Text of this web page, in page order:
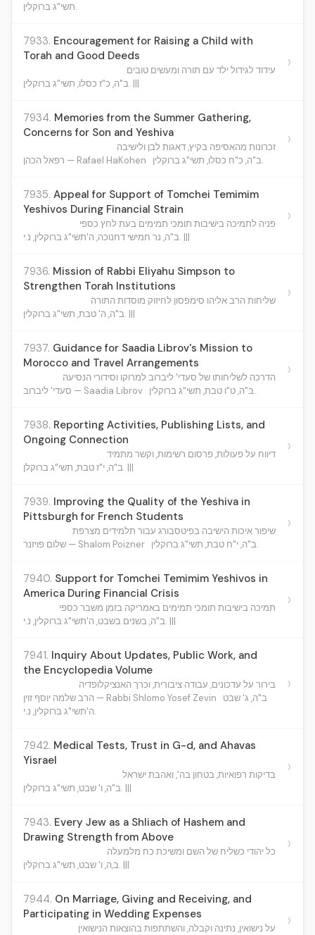
תשי"ג ברוקלין.
7933. Encouragement for Raising a Child with
Torah and Good Deeds
עידוד לגידול ילד עם תורה ומעשים טובים
ב"ה, כ"ז כסלו, תשי"ג ברוקלין. |||
›
7934. Memories from the Summer Gathering,
Concerns for Son and Yeshiva
זכרונות מהאסיפה בקיץ, דאגות לבן ולישיבה
רפאל הכהן — Rafael HaKohen
ב"ה, כ"ח כסלו, תשי"ג ברוקלין.
›
7935. Appeal for Support of Tomchei Temimim
Yeshivos During Financial Strain
פניה לתמיכה בישיבות תומכי תמימים בעת לחץ כספי
ב"ה, נר חמישי דחנוכה, ה'תשי"ג ברוקלין, נ.י. |||
›
7936. Mission of Rabbi Eliyahu Simpson to
Strengthen Torah Institutions
שליחות הרב אליהו סימפסון לחיזוק מוסדות התורה
ב"ה, ה' טבת, תשי"ג ברוקלין. |||
›
7937. Guidance for Saadia Librov's Mission to
Morocco and Travel Arrangements
הדרכה לשליחותו של סעדי' ליברוב למרוקו וסידורי הנסיעה
סעדי' ליברוב — Saadia Librov
ב"ה, ט"ו טבת, תשי"ג ברוקלין.
›
7938. Reporting Activities, Publishing Lists, and
Ongoing Connection
דיווח על פעולות, פרסום רשימות, וקשר מתמיד
ב"ה, י"ז טבת, תשי"ג ברוקלן. |||
›
7939. Improving the Quality of the Yeshiva in
Pittsburgh for French Students
שיפור איכות הישיבה בפיטסבורג עבור תלמידים מצרפת
שלום פויזנר — Shalom Poizner
ב"ה, י"ח טבת, תשי"ג ברוקלין.
›
7940. Support for Tomchei Temimim Yeshivos in
America During Financial Crisis
תמיכה בישיבות תומכי תמימים באמריקה בזמן משבר כספי
ב"ה, בשנים בשבט, ה'תשי"ג ברוקלין, נ.י. |||
›
7941. Inquiry About Updates, Public Work, and
the Encyclopedia Volume
בירור על עדכונים, עבודה ציבורית, וכרך האנציקלופדיה
הרב שלמה יוסף זוין — Rabbi Shlomo Yosef Zevin
ב"ה, ג' שבט
ה'תשי"ג ברוקלין, נ.י.
›
7942. Medical Tests, Trust in G-d, and Ahavas
Yisrael
בדיקות רפואיות, בטחון בה', ואהבת ישראל
ב"ה, ו' שבט, תשי"ג ברוקלין. |||
›
7943. Every Jew as a Shliach of Hashem and
Drawing Strength from Above
כל יהודי כשליח של השם ומשיכת כח מלמעלה
ב,ה, ו' שבט, תשי"ג ברוקלין. |||
›
7944. On Marriage, Giving and Receiving, and
Participating in Wedding Expenses
על נישואין, נתינה וקבלה, והשתתפות בהוצאות הנישואין
›